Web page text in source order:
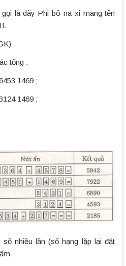
là dãy Phi-bô-na-xi mang tên
tổng :
1469 ;
1469 ;
nhiều lần (số hạng lặp lại đặt